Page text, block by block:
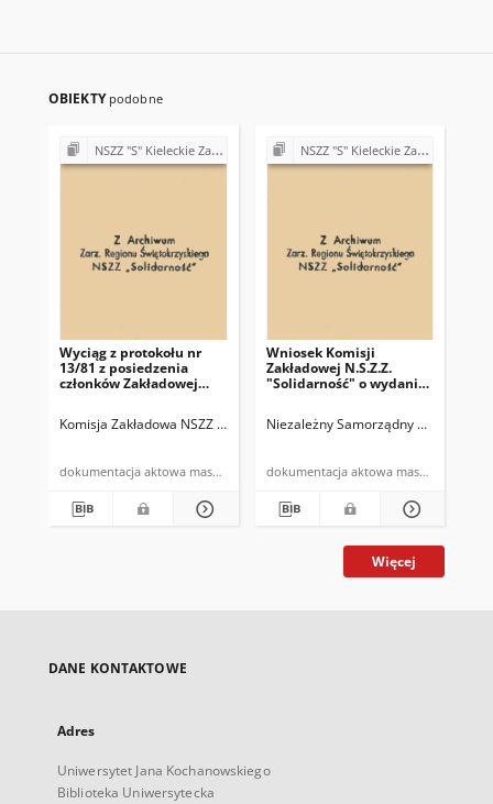
OBIEKTY podobne
NSZZ "S" Kieleckie Zakłady Przemysłu Wapienniczego Miedzianka k/Kielc
Wyciąg z protokołu nr
13/81 z posiedzenia
członków Zakładowej
branżowych z dnia
Komisja Zakładowa NSZZ "Solidarność" w Miedziance Kieleckie
dokumentacja aktowa maszynopis
NSZZ "S" Kieleckie Zakłady Przemysłu Wapienniczego Miedzianka k/Kielc
Wniosek Komisji
Zakładowej N.S.Z.Z.
"Solidarność" o wydanie
Niezależny Samorządny Związek
dokumentacja aktowa maszynopis
Więcej
DANE KONTAKTOWE
Adres
Uniwersytet Jana Kochanowskiego
Biblioteka Uniwersytecka